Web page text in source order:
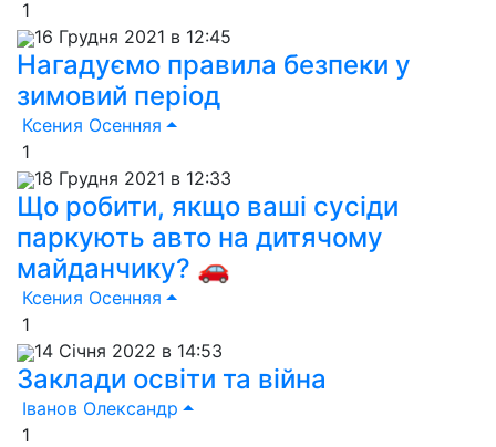
1
16 Грудня 2021 в 12:45
Нагадуємо правила безпеки у
зимовий період
Ксения Осенняя
1
18 Грудня 2021 в 12:33
Що робити, якщо ваші сусіди
паркують авто на дитячому
майданчику? 🚗
Ксения Осенняя
1
14 Січня 2022 в 14:53
Заклади освіти та війна
Іванов Олександр
1